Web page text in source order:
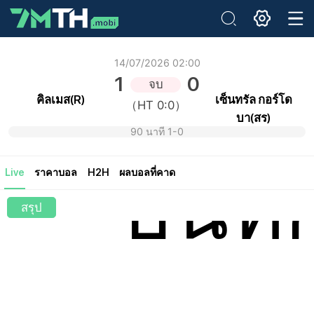
รหัสผ่านเดิม:
บันทึ
คิลเมส(R)
14/07/2026 02:00
1
จบ
（HT 0:0）
0
90 นาที 1-0
เซ็นทรัล กอร์โด
บา(สร)
Live ราคาบอล H2H ผลบอลที่คาด
สรุป